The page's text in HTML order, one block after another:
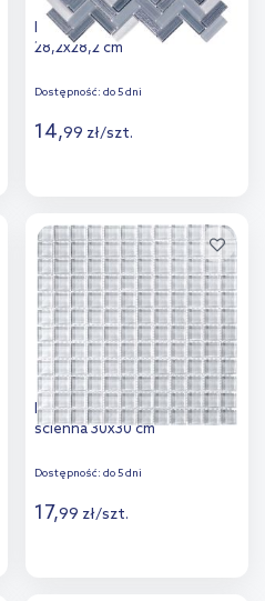
Iryda Evora mozaika ścienna
28,2x28,2 cm
Dostępność: do 5 dni
14,99 zł/szt.
Dodaj do
porównania
Iryda Bargas Blanco mozaika
ścienna 30x30 cm
Dostępność: do 5 dni
17,99 zł/szt.